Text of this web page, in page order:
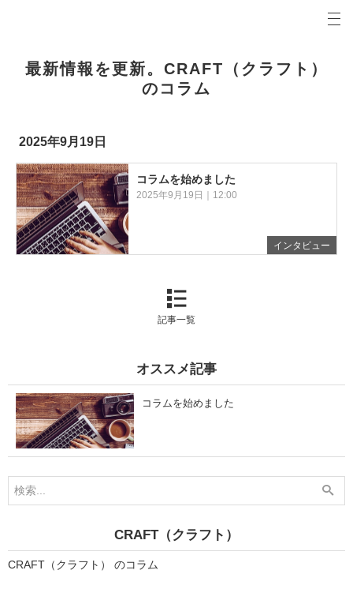
2025年9月19日
最新情報を更新。CRAFT（クラフト）
のコラム
インタビュー
コラムを始めました
2025年9月19日｜12:00
記事一覧
オススメ記事
コラムを始めました
CRAFT（クラフト）
CRAFT（クラフト） のコラム